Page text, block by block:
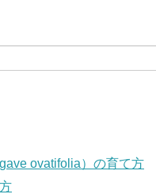
ovatifolia）の育て方